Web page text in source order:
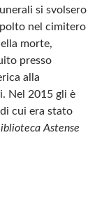
si svolsero
nel cimitero
morte,
presso
alla
Nel 2015 gli è
cui era stato
Astense